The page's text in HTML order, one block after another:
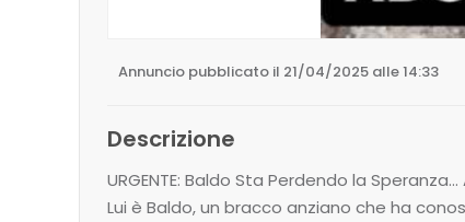
Annuncio pubblicato il 21/04/2025 alle 14:33
Descrizione
URGENTE: Baldo Sta Perdendo la
Lui è Baldo, un bracco anziano che ha